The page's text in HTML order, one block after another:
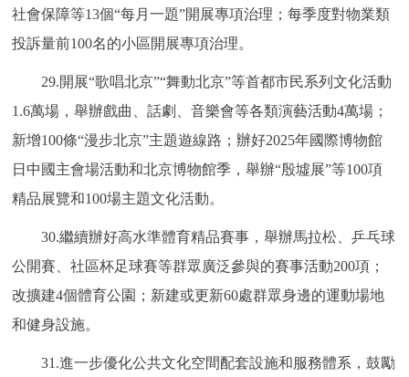
社會保障等13個“每月一題”開展專項治理；每季度對物業類
投訴量前100名的小區開展專項治理。
29.開展“歌唱北京”“舞動北京”等首都市民系列文化活動
1.6萬場，舉辦戲曲、話劇、音樂會等各類演藝活動4萬場；
新增100條“漫步北京”主題遊線路；辦好2025年國際博物館
日中國主會場活動和北京博物館季，舉辦“殷墟展”等100項
精品展覽和100場主題文化活動。
30.繼續辦好高水準體育精品賽事，舉辦馬拉松、乒乓球
公開賽、社區杯足球賽等群眾廣泛參與的賽事活動200項；
改擴建4個體育公園；新建或更新60處群眾身邊的運動場地
和健身設施。
31.進一步優化公共文化空間配套設施和服務體系，鼓勵